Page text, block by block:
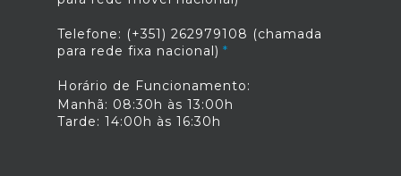
Telefone: (+351) 262979108 (chamada
para rede fixa nacional)
Horário de Funcionamento:
Manhã: 08:30h às 13:00h
Tarde: 14:00h às 16:30h